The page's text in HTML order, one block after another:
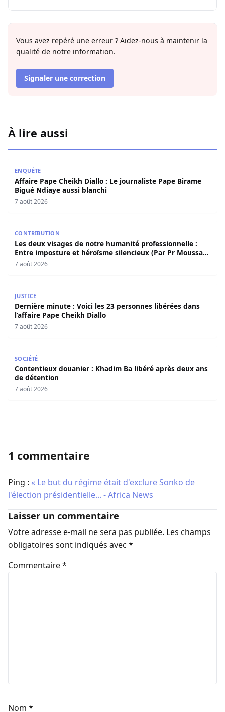
Vous avez repéré une erreur ? Aidez-nous à maintenir la
qualité de notre information.
Signaler une correction
À lire aussi
ENQUÊTE
Affaire Pape Cheikh Diallo : Le journaliste Pape Birame
Bigué Ndiaye aussi blanchi
7 août 2026
CONTRIBUTION
Les deux visages de notre humanité professionnelle :
Entre imposture et héroïsme silencieux (Par Pr Moussa
Seydi)
7 août 2026
JUSTICE
Dernière minute : Voici les 23 personnes libérées dans
l’affaire Pape Cheikh Diallo
7 août 2026
SOCIÉTÉ
Contentieux douanier : Khadim Ba libéré après deux ans
de détention
7 août 2026
1 commentaire
Ping : « Le but du régime était d'exclure Sonko de
l'élection présidentielle... - Africa News
Laisser un commentaire
Votre adresse e-mail ne sera pas publiée. Les champs
obligatoires sont indiqués avec *
Commentaire*
Nom *